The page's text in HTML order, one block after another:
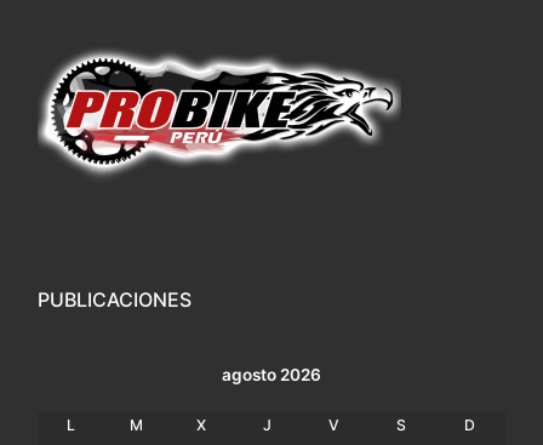
PUBLICACIONES
agosto 2026
L M X J V S
D